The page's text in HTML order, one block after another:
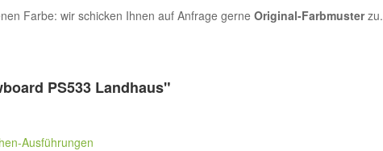
Farbe: wir schicken Ihnen auf Anfrage gerne Original-Farbmusterzu.
PS533 Landhaus"
Ausführungen